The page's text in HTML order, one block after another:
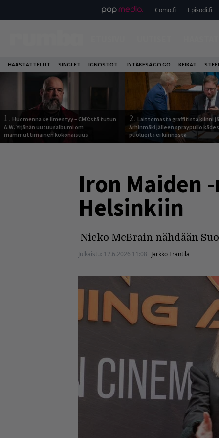
Como.fi Episodi.fi
HAASTATTELUT SINGLET IGNOSTOT JYTÄKESÄ GO GO KEIKAT
1. Huomenna se ilmestyy – CMX:stä tutun
A.W. Yrjänän uutuusalbumi om
mammuttimainen kokonaisuus
2. Laittomasta graffitista kiinni
Arhinmäki jälleen spraypullo
puolueita ei kiinnosta
Iron Maiden
Helsinkiin
Nicko McBrain nähdään
Julkaistu: 12.6.2026 11:08 Jarkko Fräntilä